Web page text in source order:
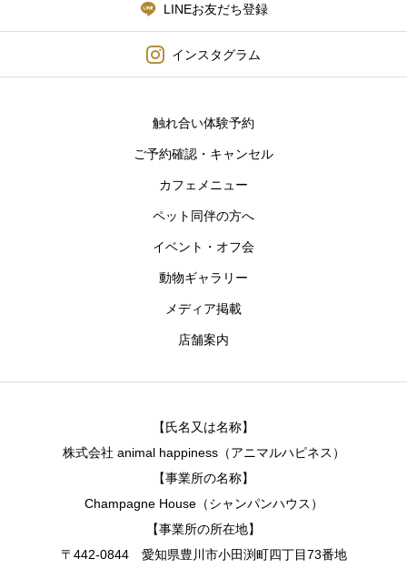
LINEお友だち登録
インスタグラム
触れ合い体験予約
ご予約確認・キャンセル
カフェメニュー
ペット同伴の方へ
イベント・オフ会
動物ギャラリー
メディア掲載
店舗案内
【氏名又は名称】
株式会社 animal happiness（アニマルハピネス）
【事業所の名称】
Champagne House（シャンパンハウス）
【事業所の所在地】
〒442-0844 愛知県豊川市小田渕町四丁目73番地